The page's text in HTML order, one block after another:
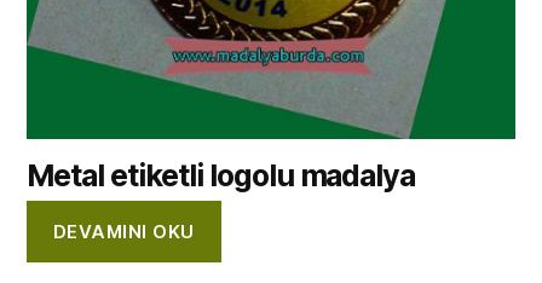
Metal etiketli logolu madalya
DEVAMINI OKU